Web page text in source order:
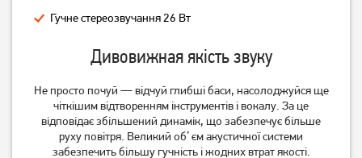
Планшет Blackview Active 8
Pro 8/256GB LTE Black
Планшет Blackview Active 8
Pro 8/256GB LTE Black
Гучне стереозвучання 26 Вт
Дивовижная якість звуку
Не просто почуй — відчуй глибші баси, насолоджуйся ще
чіткішим відтворенням інструментів і вокалу. За це
відповідає збільшений динамік, що забезпечує більше
руху повітря. Великий об’ єм акустичної системи
забезпечить більшу гучність і жодних втрат якості.